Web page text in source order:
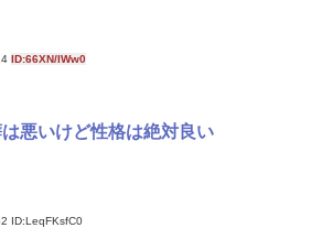
ID:66XN/IWw0
悪いけど性格は絶対良い
ID:LeqFKsfC0